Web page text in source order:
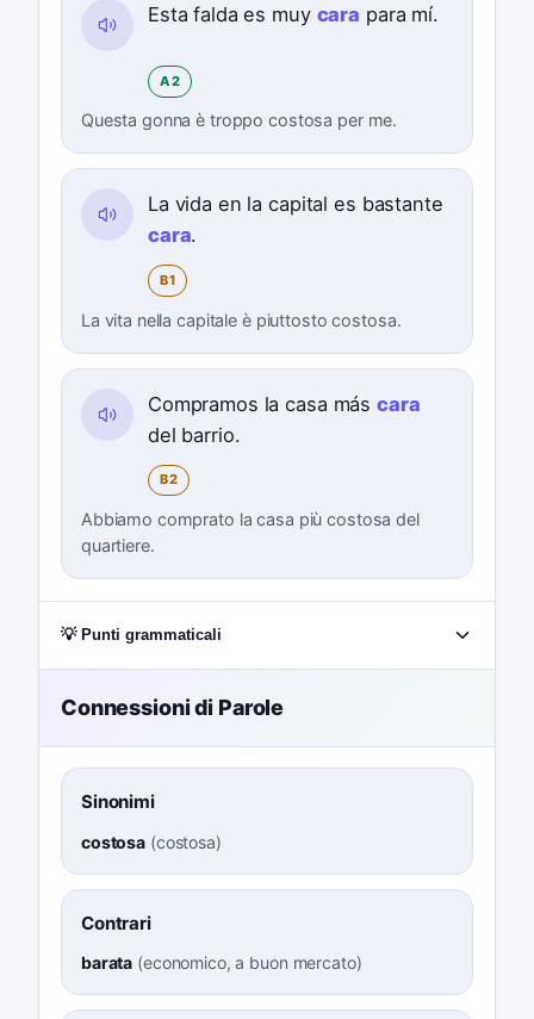
Esta falda es muy cara para mí.
A2
Questa gonna è troppo costosa per me.
La vida en la capital es bastante
cara.
B1
La vita nella capitale è piuttosto costosa.
Compramos la casa máscara
del barrio.
B2
Abbiamo comprato la casa più costosa del
quartiere.
💡 Punti grammaticali
Connessioni di Parole
Sinonimi
costosa (costosa)
Contrari
barata (economico, a buon mercato)